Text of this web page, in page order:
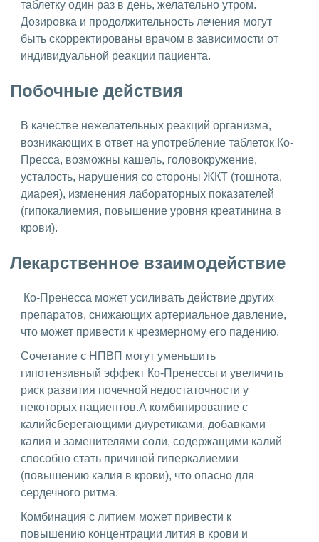
таблетку один раз в день, желательно утром.
Дозировка и продолжительность лечения могут
быть скорректированы врачом в зависимости от
индивидуальной реакции пациента.
Побочные действия
В качестве нежелательных реакций организма,
возникающих в ответ на употребление таблеток Ко-
Пресса, возможны кашель, головокружение,
усталость, нарушения со стороны ЖКТ (тошнота,
диарея), изменения лабораторных показателей
(гипокалиемия, повышение уровня креатинина в
крови).
Лекарственное взаимодействие
Ко-Пренесса может усиливать действие других
препаратов, снижающих артериальное давление,
что может привести к чрезмерному его падению.
Сочетание с НПВП могут уменьшить
гипотензивный эффект Ко-Пренессы и увеличить
риск развития почечной недостаточности у
некоторых пациентов.А комбинирование с
калийсберегающими диуретиками, добавками
калия и заменителями соли, содержащими калий
способно стать причиной гиперкалиемии
(повышению калия в крови), что опасно для
сердечного ритма.
Комбинация с литием может привести к
повышению концентрации лития в крови и